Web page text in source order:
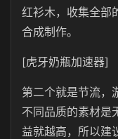
红衫木，收集全部
合成制作。
[虎牙奶瓶加速器]
第二个就是节流，
不同品质的素材是
益就越高，所以建